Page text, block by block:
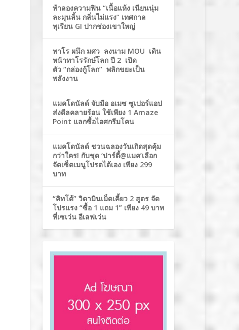
ท้าลองความฟิน “เนื้อแห้ง เนียนนุ่ม
ละมุนลิ้น กลิ่นไม่แรง” เทศกาล
ทุเรียน GI ปากช่องเขาใหญ่
ทาโร ผนึก มศว ลงนาม MOU เดิน
หน้าทาโรรักษ์โลก ปี 2 เปิด
ตัว “กล่องกู้โลก” พลิกขยะเป็น
พลังงาน
แมคโดนัลด์ จับมือ อเมซ ซูเปอร์แอป
ส่งดีลคลายร้อน ใช้เพียง 1 Amaze
Point แลกซื้อไอศกรีมโคน
แมคโดนัลด์ ชวนฉลองวันเกิดสุดคุ้ม
กว่าใคร! กับชุด ‘ปาร์ตี้@แมค’เลือก
จัดเซ็ตเมนูโปรดได้เอง เพียง 299
บาท
“คิทโด้” วิตามินเม็ดเคี้ยว 2 สูตร จัด
โปรแรง “ซื้อ 1 แถม 1” เพียง 49 บาท
ที่เซเว่น อีเลฟเว่น